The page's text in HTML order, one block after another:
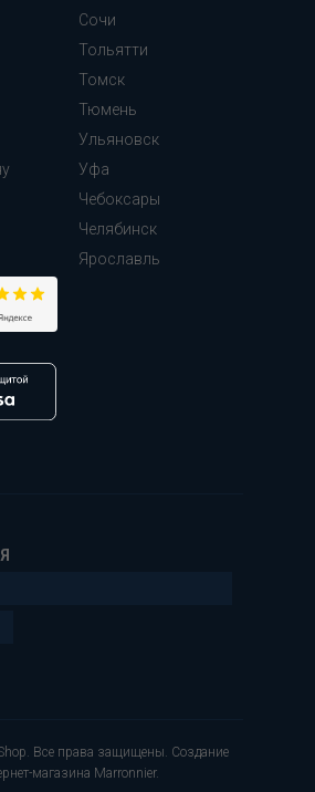
Сочи
Тольятти
Томск
Тюмень
Ульяновск
Уфа
Чебоксары
Челябинск
Ярославль
Все права защищены. Создание
магазина Marronnier.